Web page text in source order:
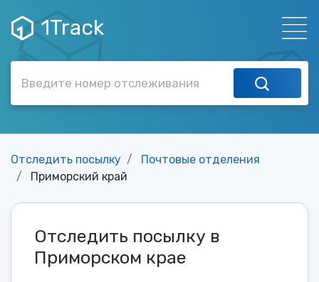
1Track
Отследить посылку
Почтовые отделения
Приморский край
Отследить посылку в
Приморском крае